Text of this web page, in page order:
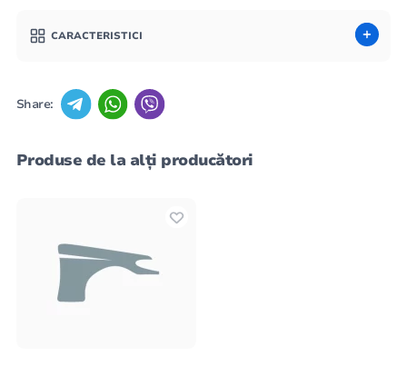
CARACTERISTICI
Share:
Produse de la alți producători